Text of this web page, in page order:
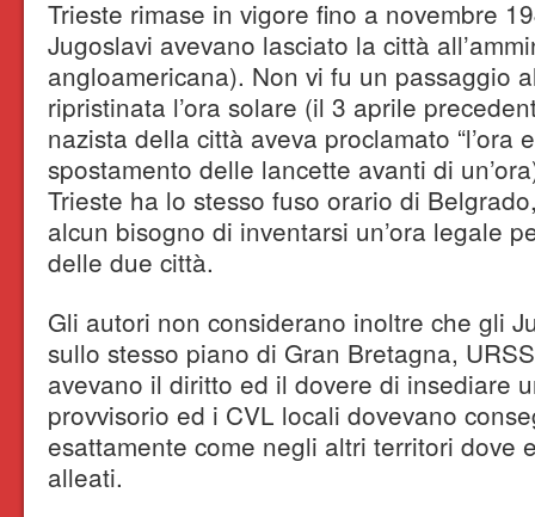
Trieste rimase in vigore fino a novembre
Jugoslavi avevano lasciato la città
angloamericana). Non vi fu un passaggio
ripristinata l’ora solare (il 3 aprile
nazista della città aveva proclamato “l’ora
spostamento delle lancette avanti di
Trieste ha lo stesso fuso orario di
alcun bisogno di inventarsi un’ora legale
delle due città.
Gli autori non considerano inoltre che gli
sullo stesso piano di Gran Bretagna,
avevano il diritto ed il dovere di insediare
provvisorio ed i CVL locali dovevano
esattamente come negli altri territori dove
alleati.